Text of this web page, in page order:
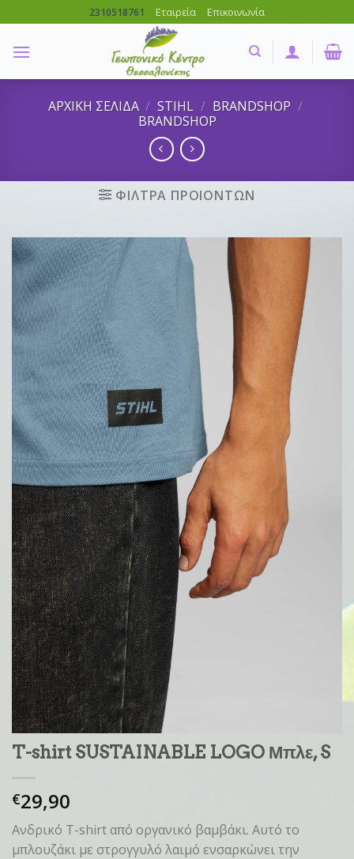
to
content
2310518761 Εταιρεία Επικοινωνία
ΑΡΧΙΚΗ ΣΕΛΙΔΑ / STIHL / BRANDSHOP /
BRANDSHOP
ΦΙΛΤΡΑ ΠΡΟΙΟΝΤΩΝ
T-shirt SUSTAINABLE LOGO Μπλε, S
€29,90
Ανδρικό T-shirt από οργανικό βαμβάκι. Αυτό το
μπλουζάκι με στρογγυλό λαιμό ενσαρκώνει την